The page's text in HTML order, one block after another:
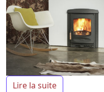
Lire la suite